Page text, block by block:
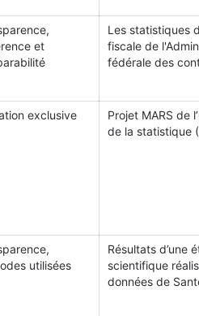
et
Les statistiques
fiscale de
fédérale des
exclusive
Projet MARS de
de la statistique
utilisées
Résultats d’une
scientifique
données de